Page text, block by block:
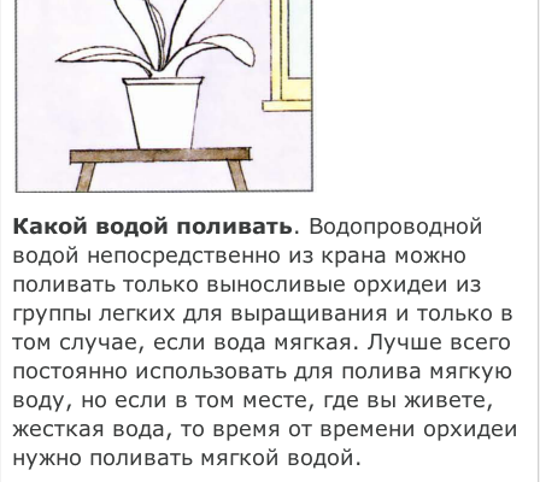
Какой водой поливать. Водопроводной
водой непосредственно из крана можно
поливать только выносливые орхидеи из
группы легких для выращивания и только в
том случае, если вода мягкая. Лучше всего
постоянно использовать для полива мягкую
воду, но если в том месте, где вы живете,
жесткая вода, то время от времени орхидеи
нужно поливать мягкой водой.